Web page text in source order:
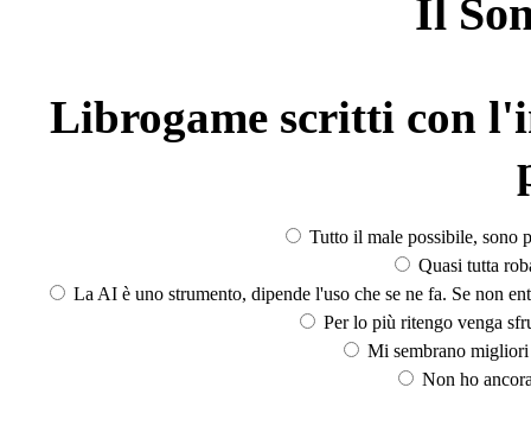
Il
Librogame scritti con
Tutto il male possibile, sono
Quasi tutta
La AI è uno strumento, dipende l'uso che se ne fa. Se non
Per lo più ritengo venga
Mi sembrano
Non ho